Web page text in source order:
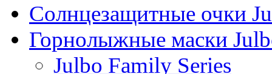
Солнцезащитные очки
Горнолыжные маски
Julbo Family Series